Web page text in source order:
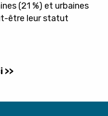
(21 %) et urbaines
être leur statut
>>